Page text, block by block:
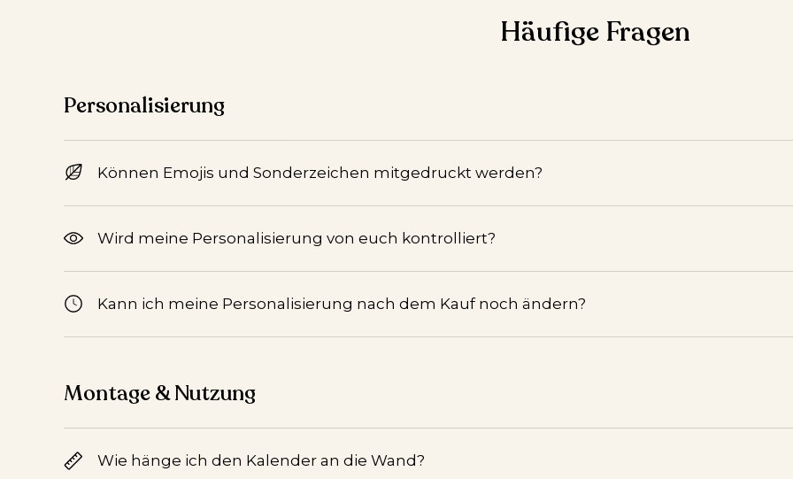
Häufige Fragen
Personalisierung
Können Emojis und Sonderzeichen mitgedruckt werden?
Wird meine Personalisierung von euch kontrolliert?
Kann ich meine Personalisierung nach dem Kauf noch ändern?
Montage & Nutzung
Wie hänge ich den Kalender an die Wand?